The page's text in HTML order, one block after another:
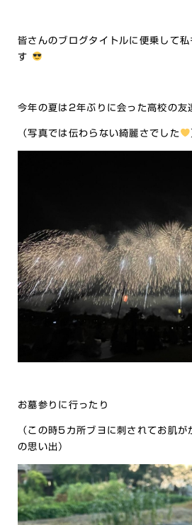
皆さんのブログタイトルに便乗して
す
今年の夏は2年ぶりに会った高校の友
（写真では伝わらない綺麗さでした
お墓参りに行ったり
（この時5カ所ブヨに刺されてお肌
の思い出）